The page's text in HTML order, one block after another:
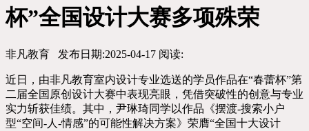
杯”全国设计大赛多项殊荣
非凡教育 发布日期:2025-04-17 阅读:
近日，由非凡教育室内设计专业选送的学员作品在“春蕾杯”第
二届全国原创设计大赛中表现亮眼，凭借突破性的创意与专业
实力斩获佳绩。其中，尹琳琦同学以作品《摆渡-搜索小户
型“空间-人-情感”的可能性解决方案》荣膺“全国十大设计